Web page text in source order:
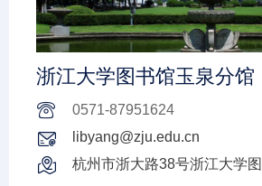
浙江大学图书馆玉泉分馆
0571-87951624
libyang@zju.edu.cn
杭州市浙大路38号浙江大学